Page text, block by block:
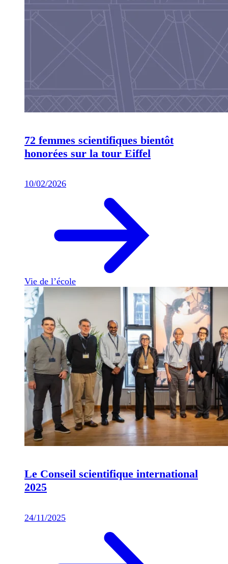
72 femmes scientifiques bientôt
honorées sur la tour Eiffel
10/02/2026
Vie de l’école
Le Conseil scientifique international
2025
24/11/2025